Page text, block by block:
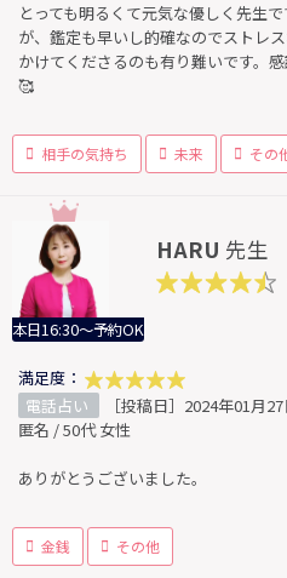
とっても明るくて元気な優しく先生
が、鑑定も早いし的確なのでストレ
かけてくださるのも有り難いです。
🥰
相手の気持ち 未来 その
本日16:30～予約OK
HARU 先生
満足度：
電話占い
［投稿日］2024年01月
匿名 / 50代 女性
ありがとうございました。
金銭 その他